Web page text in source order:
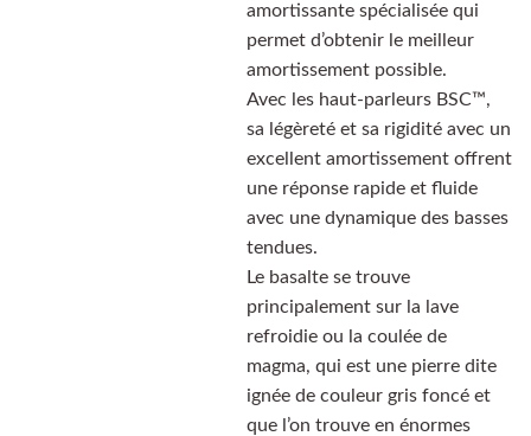
amortissante spécialisée qui
permet d’obtenir le meilleur
amortissement possible.
Avec les haut-parleurs BSC™,
sa légèreté et sa rigidité avec un
excellent amortissement offrent
une réponse rapide et fluide
avec une dynamique des basses
tendues.
Le basalte se trouve
principalement sur la lave
refroidie ou la coulée de
magma, qui est une pierre dite
ignée de couleur gris foncé et
que l’on trouve en énormes